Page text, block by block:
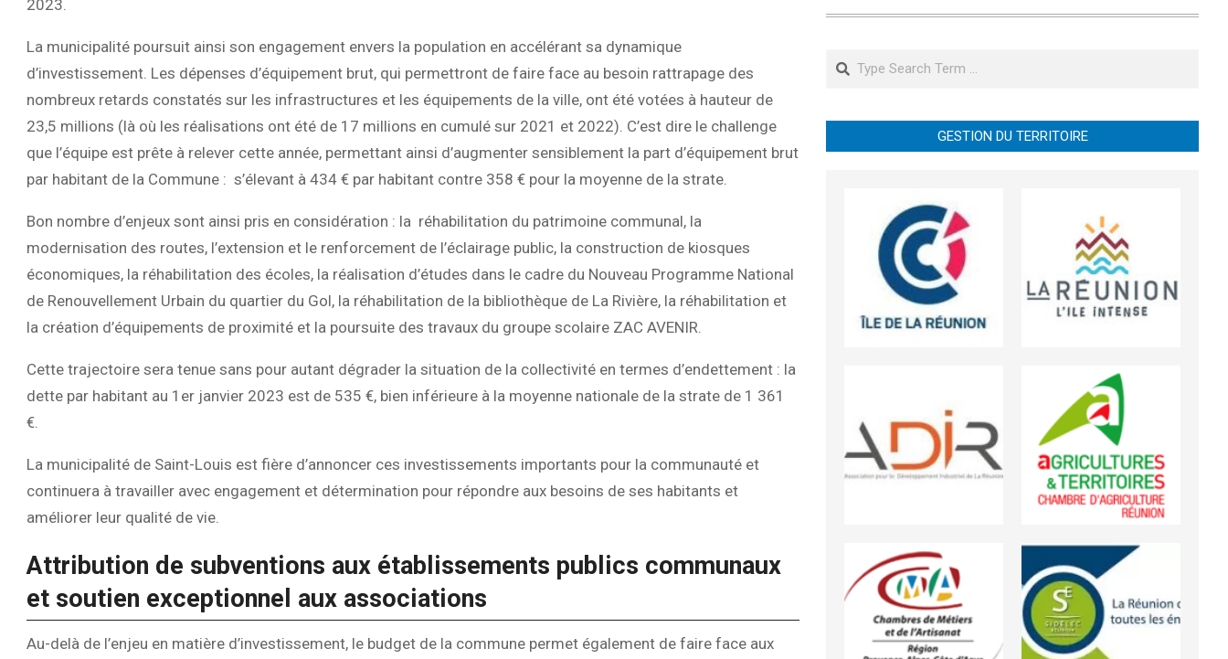
2023.
La municipalité poursuit ainsi son engagement envers la population en accélérant sa dynamique
d’investissement. Les dépenses d’équipement brut, qui permettront de faire face au besoin rattrapage des
nombreux retards constatés sur les infrastructures et les équipements de la ville, ont été votées à hauteur de
23,5 millions (là où les réalisations ont été de 17 millions en cumulé sur 2021 et 2022). C’est dire le challenge
que l’équipe est prête à relever cette année, permettant ainsi d’augmenter sensiblement la part d’équipement brut
par habitant de la Commune : s’élevant à 434 € par habitant contre 358 € pour la moyenne de la strate.
Bon nombre d’enjeux sont ainsi pris en considération : la réhabilitation du patrimoine communal, la
modernisation des routes, l’extension et le renforcement de l’éclairage public, la construction de kiosques
économiques, la réhabilitation des écoles, la réalisation d’études dans le cadre du Nouveau Programme National
de Renouvellement Urbain du quartier du Gol, la réhabilitation de la bibliothèque de La Rivière, la réhabilitation et
la création d’équipements de proximité et la poursuite des travaux du groupe scolaire ZAC AVENIR.
Cette trajectoire sera tenue sans pour autant dégrader la situation de la collectivité en termes d’endettement : la
dette par habitant au 1er janvier 2023 est de 535 €, bien inférieure à la moyenne nationale de la strate de 1 361
€.
La municipalité de Saint-Louis est fière d’annoncer ces investissements importants pour la communauté et
continuera à travailler avec engagement et détermination pour répondre aux besoins de ses habitants et
améliorer leur qualité de vie.
Attribution de subventions aux établissements publics communaux
et soutien exceptionnel aux associations
Au-delà de l’enjeu en matière d’investissement, le budget de la commune permet également de faire face aux
Search
GESTION DU TERRITOIRE